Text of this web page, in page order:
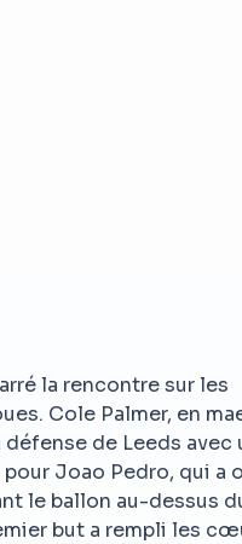
la rencontre sur les
Cole Palmer, en
de Leeds avec
Joao Pedro, qui a
le ballon au-dessus
but a rempli les